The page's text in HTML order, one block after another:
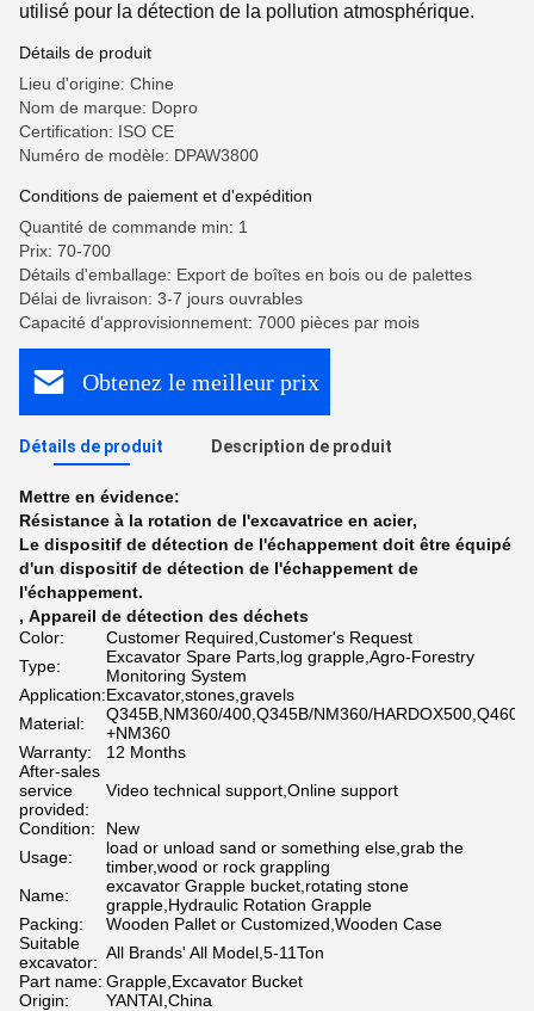
utilisé pour la détection de la pollution atmosphérique.
Détails de produit
Lieu d'origine: Chine
Nom de marque: Dopro
Certification: ISO CE
Numéro de modèle: DPAW3800
Conditions de paiement et d'expédition
Quantité de commande min: 1
Prix: 70-700
Détails d'emballage: Export de boîtes en bois ou de palettes
Délai de livraison: 3-7 jours ouvrables
Capacité d'approvisionnement: 7000 pièces par mois
Obtenez le meilleur prix
Détails de produit Description de produit
Mettre en évidence:
Résistance à la rotation de l'excavatrice en acier,
Le dispositif de détection de l'échappement doit être équipé
d'un dispositif de détection de l'échappement de
l'échappement.
, Appareil de détection des déchets
Color:
Customer Required,Customer's Request
Type:
Excavator Spare Parts,log grapple,Agro-Forestry
Monitoring System
Application:Excavator,stones,gravels
Material:
Q345B,NM360/400,Q345B/NM360/HARDOX500,Q460
+NM360
Warranty:
12 Months
After-sales
service
provided:
Video technical support,Online support
Condition:
New
Usage:
load or unload sand or something else,grab the
timber,wood or rock grappling
Name:
excavator Grapple bucket,rotating stone
grapple,Hydraulic Rotation Grapple
Packing:
Wooden Pallet or Customized,Wooden Case
Suitable
excavator: All Brands' All Model,5-11Ton
Part name: Grapple,Excavator Bucket
Origin:
YANTAI,China